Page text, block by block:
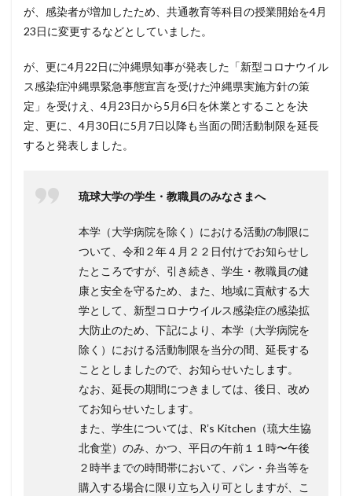
が、感染者が増加したため、共通教育等科目の授業開始を4月
23日に変更するなどとしていました。
が、更に4月22日に沖縄県知事が発表した「新型コロナウイル
ス感染症沖縄県緊急事態宣言を受けた沖縄県実施方針の策
定」を受けえ、4月23日から5月6日を休業とすることを決
定、更に、4月30日に5月7日以降も当面の間活動制限を延長
すると発表しました。
琉球大学の学生・教職員のみなさまへ
本学（大学病院を除く）における活動の制限に
ついて、令和２年４月２２日付けでお知らせし
たところですが、引き続き、学生・教職員の健
康と安全を守るため、また、地域に貢献する大
学として、新型コロナウイルス感染症の感染拡
大防止のため、下記により、本学（大学病院を
除く）における活動制限を当分の間、延⻑する
こととしましたので、お知らせいたします。
なお、延⻑の期間につきましては、後日、改め
てお知らせいたします。
また、学生については、Rʼs Kitchen（琉大生協
北⾷堂）のみ、かつ、平日の午前１１時〜午後
２時半までの時間帯において、パン・弁当等を
購入する場合に限り立ち入り可としますが、こ